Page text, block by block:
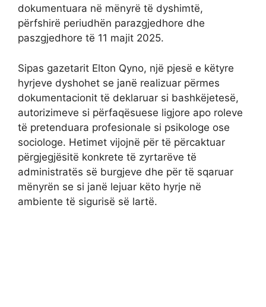
dokumentuara në mënyrë të dyshimtë,
përfshirë periudhën parazgjedhore dhe
paszgjedhore të 11 majit 2025.
Sipas gazetarit Elton Qyno, një pjesë e këtyre
hyrjeve dyshohet se janë realizuar përmes
dokumentacionit të deklaruar si bashkëjetesë,
autorizimeve si përfaqësuese ligjore apo roleve
të pretenduara profesionale si psikologe ose
sociologe. Hetimet vijojnë për të përcaktuar
përgjegjësitë konkrete të zyrtarëve të
administratës së burgjeve dhe për të sqaruar
mënyrën se si janë lejuar këto hyrje në
ambiente të sigurisë së lartë.